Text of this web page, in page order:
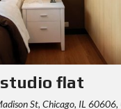
flat
St, Chicago, IL 60606,